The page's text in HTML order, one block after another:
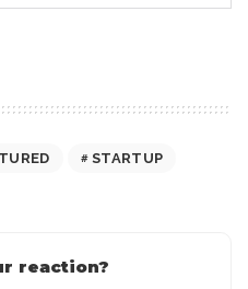
STARTUP
reaction?